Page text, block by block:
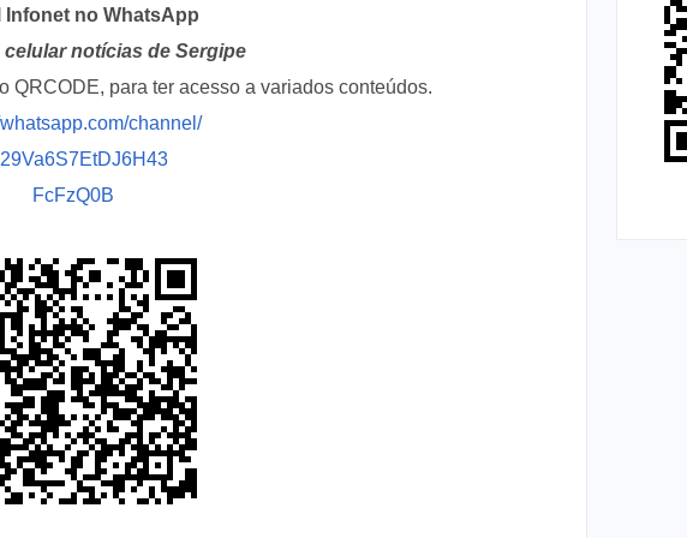
Infonet no WhatsApp
celular notícias de Sergipe
QRCODE, para ter acesso a variados conteúdos.
channel/
FcFzQ0B